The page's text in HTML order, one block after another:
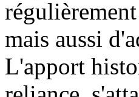
mais aussi
L'apport